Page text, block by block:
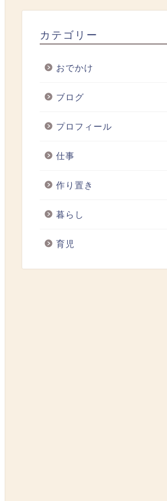
カテゴリー
おでかけ
ブログ
プロフィール
仕事
作り置き
暮らし
育児